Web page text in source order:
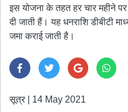
इस योजना के तहत हर चार महीने
दी जाती हैं। यह धनराशि डीबीटी
जमा कराई जाती है।
सूत्र 14 May 2021